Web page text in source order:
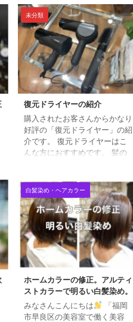
未分類
復元ドライヤーの紹介
購入されたお客さんからかなり
好評の「復元ドライヤー」の紹
介です。 復元ドライヤーはこ
んな方におすすめです。 髪の
なり、髪に艶がでない方 アイ
ロンやコテなどを使用される方
頭皮のトラブル、敏感肌、抜け
毛が気になる方 とにかく髪の
毛を痛ませたくない方 普段の
ドライヤーが熱くて嫌だと感じ
る方 髪を傷めない・美髪を育
む・体も肌も全身に使える。
マイナス電子・育成光線 2大エ
ネルギーの力で 美髪に復元！
毛髪のタンパクを硬化 させな
いで しなやかな美髪に 復元 ...
白髪染め・ヘアカラー
ホームカラーの修正。アルティ
ストカラーで明るい白髪染め。
みなさんこんにちは
「福岡
市早良区の美容室で働く美容